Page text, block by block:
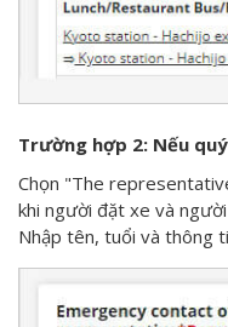
Trường hợp 2: Nếu
Chọn "The
khi người đặt xe và
Nhập tên, tuổi và thông